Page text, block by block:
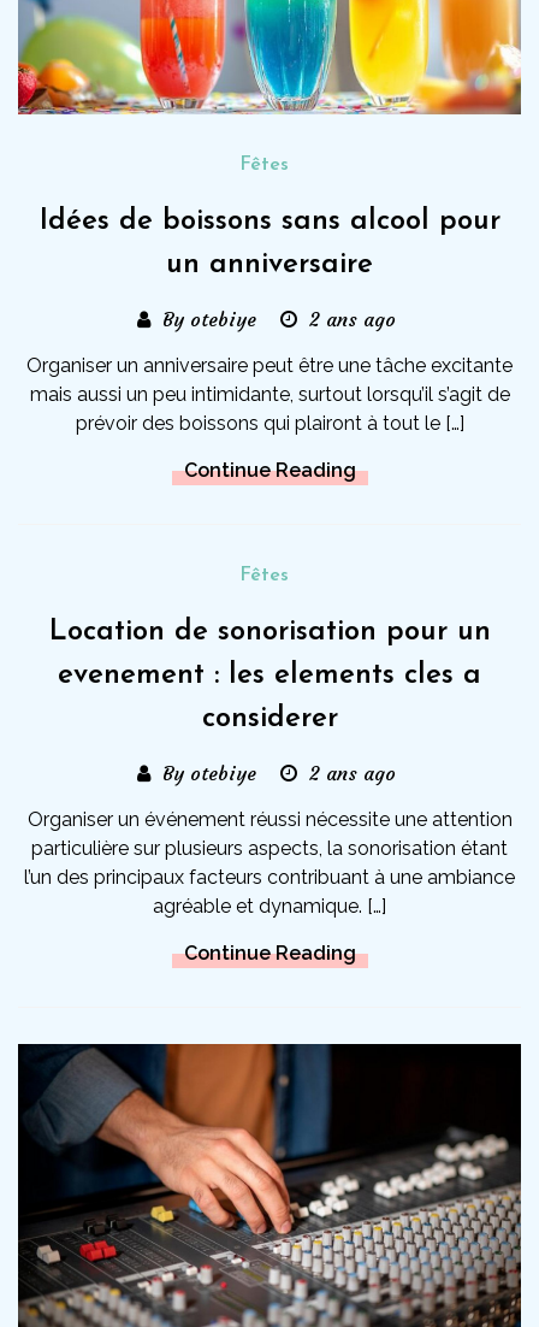
Fêtes
Idées de boissons sans alcool pour
un anniversaire
By otebiye 2 ans ago
Organiser un anniversaire peut être une tâche excitante
mais aussi un peu intimidante, surtout lorsqu’il s’agit de
prévoir des boissons qui plairont à tout le […]
Continue Reading
Fêtes
Location de sonorisation pour un
evenement : les elements cles a
considerer
By otebiye 2 ans ago
Organiser un événement réussi nécessite une attention
particulière sur plusieurs aspects, la sonorisation étant
l’un des principaux facteurs contribuant à une ambiance
agréable et dynamique. […]
Continue Reading